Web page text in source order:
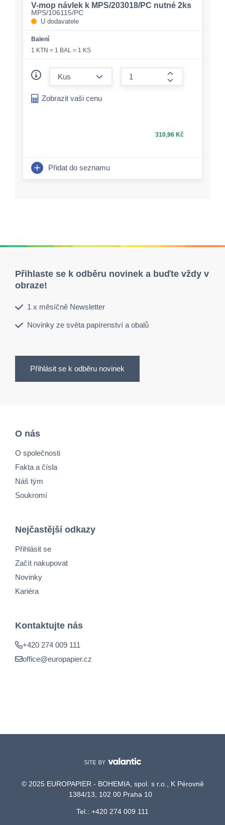
V-mop návlek k MPS/203018/PC nutné 2ks
MPS/106115/PC
U dodavatele
Balení
1 KTN = 1 BAL = 1 KS
form.increase-
Zobrazit vaši cenu
310,96 Kč
Přidat do seznamu
Přihlaste se k odběru novinek a buďte vždy v
obraze!
1 x měsíčně Newsletter
Novinky ze světa papírenství a obalů
Přihlásit se k odběru novinek
O nás
O společnosti
Fakta a čísla
Náš tým
Soukromí
Nejčastější odkazy
Přihlásit se
Začít nakupovat
Novinky
Kariéra
Kontaktujte nás
+420 274 009 111
office@europapier.cz
© 2025 EUROPAPIER - BOHEMIA, spol. s r.o., K Pérovně
1384/13, 102 00 Praha 10
Tel.: +420 274 009 111